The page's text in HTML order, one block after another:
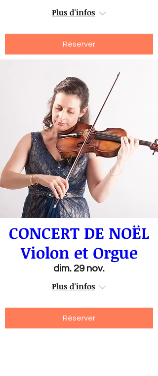
Plus d'infos
Réserver
CONCERT DE NOËL
Violon et Orgue
dim. 29 nov.
Plus d'infos
Réserver